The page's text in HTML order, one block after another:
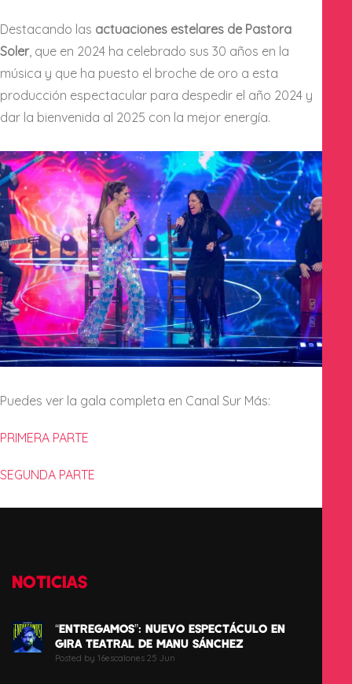
Destacando las actuaciones estelares de Pastora
Soler, que en 2024 ha celebrado sus 30 años en la
música y que ha puesto el broche de oro a esta
producción espectacular para despedir el año 2024 y
dar la bienvenida al 2025 con la mejor energía.
Puedes ver la gala completa en Canal Sur Más:
PRIMERA PARTE
SEGUNDA PARTE
NOTICIAS
“ENTREGAMOS”: NUEVO ESPECTÁCULO EN
GIRA TEATRAL DE MANU SÁNCHEZ
Posted by 16escalones 25 Jun